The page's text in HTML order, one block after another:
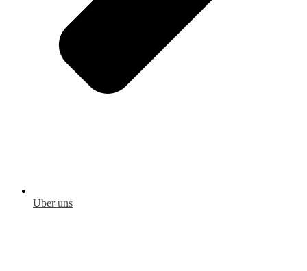
Über uns